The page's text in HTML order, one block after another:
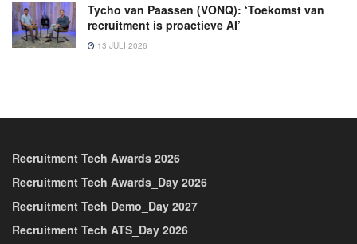
Tycho van Paassen (VONQ): ‘Toekomst van
recruitment is proactieve AI’
13 JULI 2026
Recruitment Tech Awards 2026
Recruitment Tech Awards_Day 2026
Recruitment Tech Demo_Day 2027
Recruitment Tech ATS_Day 2026